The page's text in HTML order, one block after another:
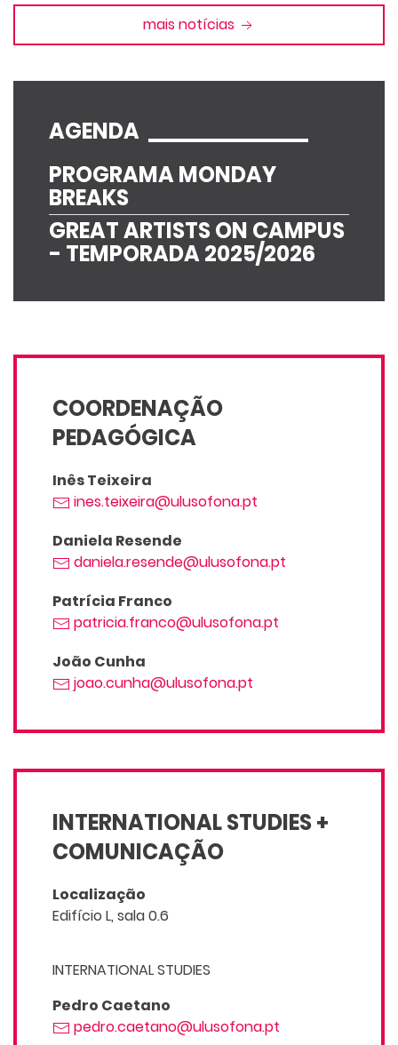
mais notícias
AGENDA
PROGRAMA MONDAY
BREAKS
GREAT ARTISTS ON CAMPUS
- TEMPORADA 2025/2026
COORDENAÇÃO
PEDAGÓGICA
Inês Teixeira
ines.teixeira@ulusofona.pt
Daniela Resende
daniela.resende@ulusofona.pt
Patrícia Franco
patricia.franco@ulusofona.pt
João Cunha
joao.cunha@ulusofona.pt
INTERNATIONAL STUDIES +
COMUNICAÇÃO
Localização
Edifício L, sala 0.6
INTERNATIONAL STUDIES
Pedro Caetano
pedro.caetano@ulusofona.pt